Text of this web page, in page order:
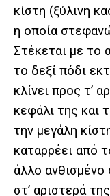
κίστη (ξύλινη
η οποία
Στέκεται με το
το δεξί πόδι
κλίνει προς τ’
κεφάλι της και
την μεγάλη
καταρρέει από
άλλο
στ’ αριστερά